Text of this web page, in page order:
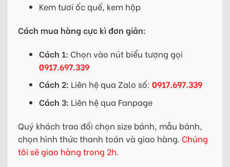
Kem tươi ốc quế, kem hộp
Cách mua hàng cực kì đơn giản:
Cách 1: Chọn vào nút biểu tượng gọi
0917.697.339
Cách 2: Liên hệ qua Zalo số: 0917.697.339
Cách 3: Liên hệ qua Fanpage
Quý khách trao đổi chọn size bánh, mẫu bánh,
chọn hình thức thanh toán và giao hàng. Chúng
tôi sẽ giao hàng trong 2h.